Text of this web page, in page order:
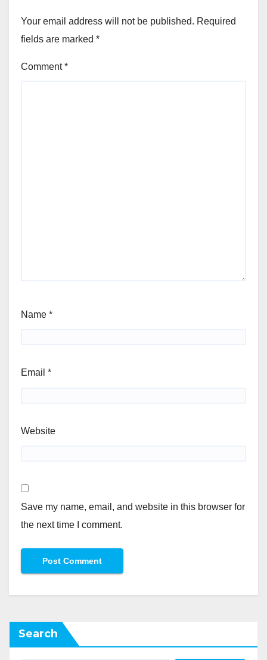
Your email address will not be published. Required
fields are marked *
Comment*
Name *
Email *
Website
Save my name, email, and website in this browser for
the next time I comment.
Search